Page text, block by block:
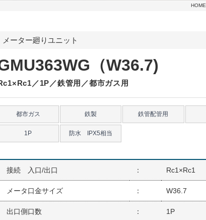
HOME
メーター廻りユニット
（W36.7)
／1P／鉄管用／都市ガス用
都市ガス 鉄製 鉄管配管用
1P 防水 IPX5相当
接続 入口/出口 ： Rc1×Rc1
メータ口金サイズ ： W36.7
出口側口数 ： 1P